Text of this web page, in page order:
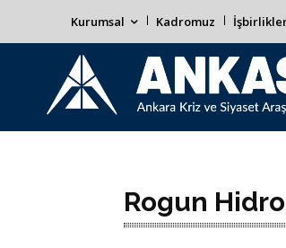
Kurumsal Kadromuz
Rogun